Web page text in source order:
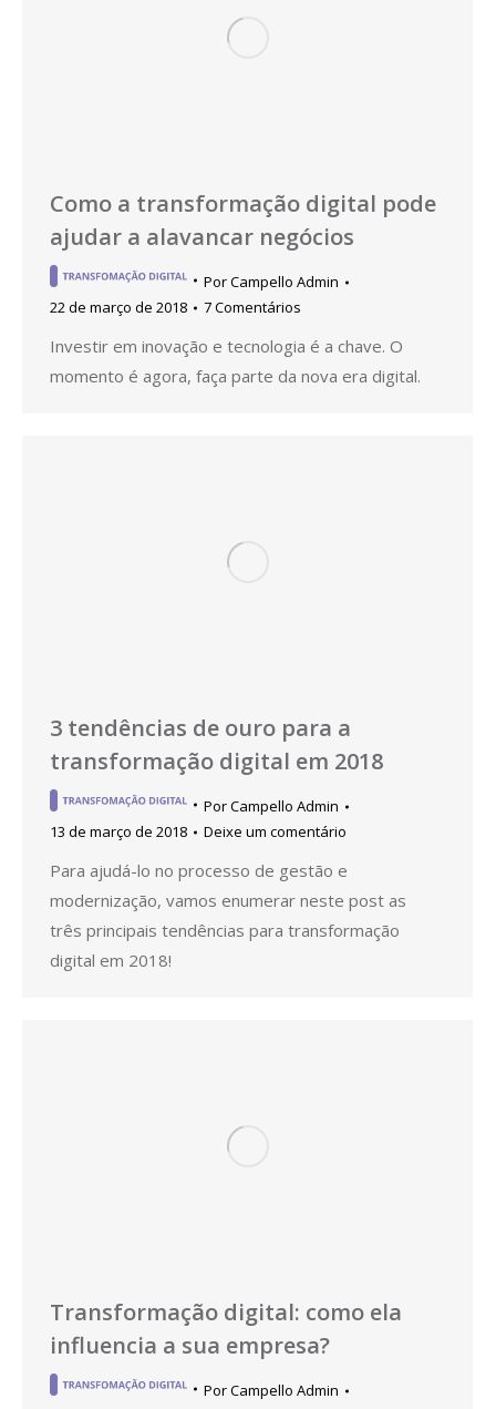
Como a transformação digital pode
ajudar a alavancar negócios
PorCampello Admin
22 de março de 2018
7 Comentários
Investir em inovação e tecnologia é a chave. O
momento é agora, faça parte da nova era digital.
3 tendências de ouro para a
transformação digital em 2018
PorCampello Admin
13 de março de 2018
Deixe um comentário
Para ajudá-lo no processo de gestão e
modernização, vamos enumerar neste post as
três principais tendências para transformação
digital em 2018!
Transformação digital: como ela
influencia a sua empresa?
PorCampello Admin